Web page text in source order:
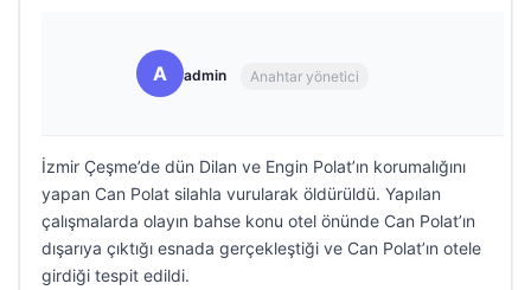
A admin Anahtar yönetici
İzmir Çeşme’de dün Dilan ve Engin Polat’ın korumalığını
yapan Can Polat silahla vurularak öldürüldü. Yapılan
çalışmalarda olayın bahse konu otel önünde Can Polat’ın
dışarıya çıktığı esnada gerçekleştiği ve Can Polat’ın otele
girdiği tespit edildi.